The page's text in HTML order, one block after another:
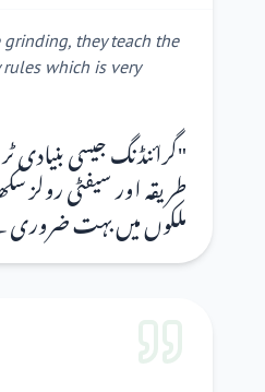
they teach the
which is very
"گرائنڈنگ جیسی
طریقہ اور سیفٹی رولز
ملکوں میں بہت